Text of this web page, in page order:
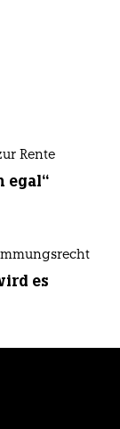
Rente
egal“
es